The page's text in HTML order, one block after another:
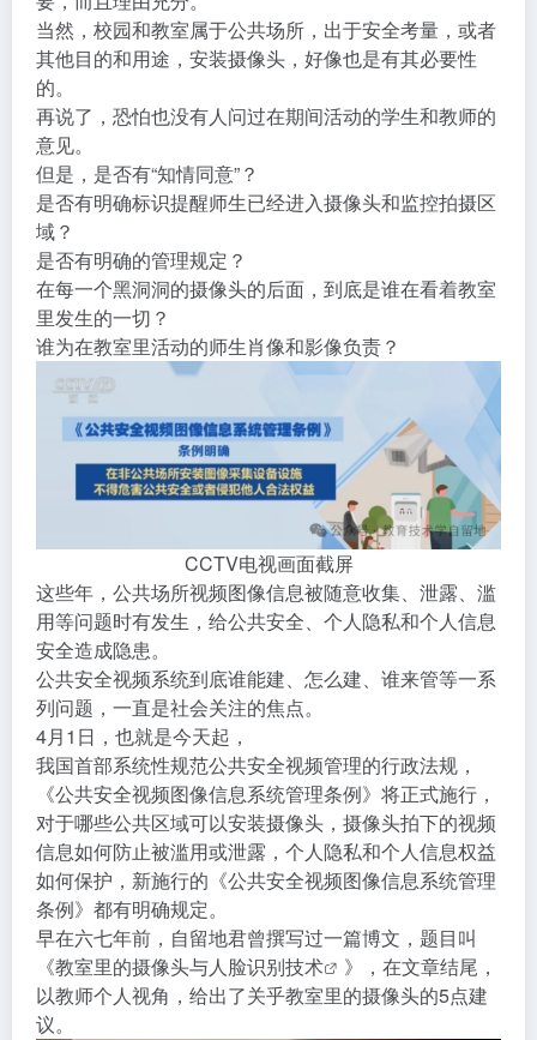
当然，校园和教室属于公共场所，出于安全考量，或者
其他目的和用途，安装摄像头，好像也是有其必要性
的。
再说了，恐怕也没有人问过在期间活动的学生和教师的
意见。
但是，是否有“知情同意”？
是否有明确标识提醒师生已经进入摄像头和监控拍摄区
域？
是否有明确的管理规定？
在每一个黑洞洞的摄像头的后面，到底是谁在看着教室
里发生的一切？
谁为在教室里活动的师生肖像和影像负责？
CCTV电视画面截屏
这些年，公共场所视频图像信息被随意收集、泄露、滥
用等问题时有发生，给公共安全、个人隐私和个人信息
安全造成隐患。
公共安全视频系统到底谁能建、怎么建、谁来管等一系
列问题，一直是社会关注的焦点。
4月1日，也就是今天起，
我国首部系统性规范公共安全视频管理的行政法规，
《公共安全视频图像信息系统管理条例》将正式施行，
对于哪些公共区域可以安装摄像头，摄像头拍下的视频
信息如何防止被滥用或泄露，个人隐私和个人信息权益
如何保护，新施行的《公共安全视频图像信息系统管理
条例》都有明确规定。
早在六七年前，自留地君曾撰写过一篇博文，题目叫
《教室里的摄像头与人脸识别技术
》，在文章结尾，
以教师个人视角，给出了关乎教室里的摄像头的5点建
议。